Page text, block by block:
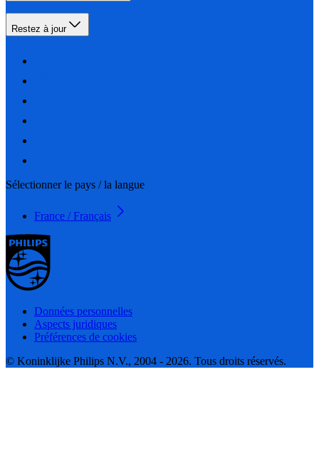
Restez à jour
Sélectionner le pays / la langue
France / Français
Données personnelles
Aspects juridiques
Préférences de cookies
© Koninklijke Philips N.V., 2004 - 2026. Tous droits réservés.